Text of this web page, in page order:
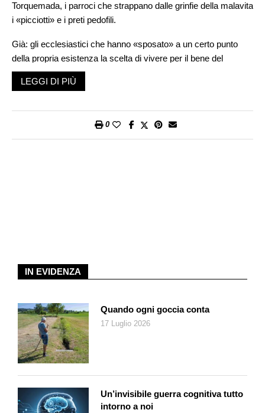
Torquemada, i parroci che strappano dalle grinfie della malavita
i «picciotti» e i preti pedofili.
Già: gli ecclesiastici che hanno «sposato» a un certo punto
della propria esistenza la scelta di vivere per il bene del
prossimo seguendo l’esempio di un Signore che predicava
amore e giustizia e per questa ragione è stato crocifisso.
pilastri fondanti della loro missione; amore e giustizia, appunto.
quella dei cattivi seminatori. Diventa sempre più difficile per i
nostri preti, la maggioranza dei quali con le mani e la
redenzione dai pulpiti opachi di una nomea indegna. No, non li
invidio quei preti che da oggi in avanti (o da anni) non osano
dare una carezza a un bambino per timore di essere
considerati «uno di quelli là». E invece sono solo giovanotti o
signori in cotta o clergyman che organizzano tornei sui
frequentate verso cappelle e santuari locali.
LEGGI DI PIÙ
0
IN EVIDENZA
Quando ogni goccia conta
17 Luglio 2026
Un’invisibile guerra cognitiva tutto
intorno a noi